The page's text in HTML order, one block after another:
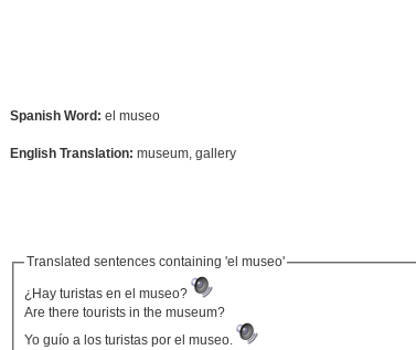
Spanish Word: el museo
English Translation: museum, gallery
Translated sentences containing 'el museo'
¿Hay turistas en el museo?
Are there tourists in the museum?
Yo guío a los turistas por el museo.